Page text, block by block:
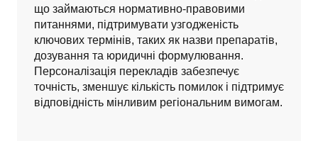
що займаються нормативно-правовими
питаннями, підтримувати узгодженість
ключових термінів, таких як назви препаратів,
дозування та юридичні формулювання.
Персоналізація перекладів забезпечує
точність, зменшує кількість помилок і підтримує